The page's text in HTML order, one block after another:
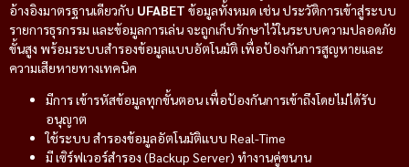
อ้างอิงมาตรฐานเดียวกับ UFABET ข้อมูลทั้งหมด เช่น ประวัติการเข้าสู่ระบบ
รายการธุรกรรม และข้อมูลการเล่น จะถูกเก็บรักษาไว้ในระบบความปลอดภัย
ขั้นสูง พร้อมระบบสำรองข้อมูลแบบอัตโนมัติ เพื่อป้องกันการสูญหายและ
ความเสียหายทางเทคนิค
มีการ เข้ารหัสข้อมูลทุกขั้นตอน เพื่อป้องกันการเข้าถึงโดยไม่ได้รับ
อนุญาต
ใช้ระบบ สำรองข้อมูลอัตโนมัติแบบ Real-Time
มี เซิร์ฟเวอร์สำรอง (Backup Server) ทำงานคู่ขนาน